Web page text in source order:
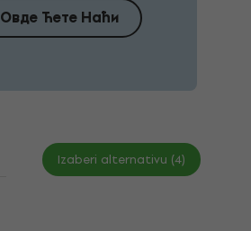
Овде Ћете Наћи
Izaberi alternativu (4)